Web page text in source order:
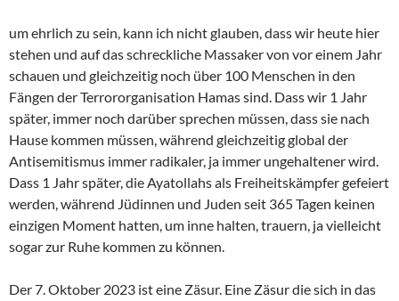
um ehrlich zu sein, kann ich nicht glauben, dass wir heute hier
stehen und auf das schreckliche Massaker von vor einem Jahr
schauen und gleichzeitig noch über 100 Menschen in den
Fängen der Terrororganisation Hamas sind. Dass wir 1 Jahr
später, immer noch darüber sprechen müssen, dass sie nach
Hause kommen müssen, während gleichzeitig global der
Antisemitismus immer radikaler, ja immer ungehaltener wird.
Dass 1 Jahr später, die Ayatollahs als Freiheitskämpfer gefeiert
werden, während Jüdinnen und Juden seit 365 Tagen keinen
einzigen Moment hatten, um inne halten, trauern, ja vielleicht
sogar zur Ruhe kommen zu können.
Der 7. Oktober 2023 ist eine Zäsur. Eine Zäsur die sich in das